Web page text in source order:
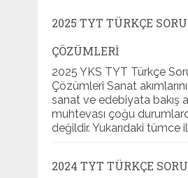
2025 TYT TÜRKÇE
ÇÖZÜMLERI
2025 YKS TYT Türkçe
Çözümleri Sanat
sanat ve edebiyata bakış
muhtevası çoğu
değildir. Yukarıdaki tümce
2024 TYT TÜRKÇE